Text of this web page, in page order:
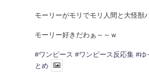
モーリーがモリでモリ人間と大怪獣
モーリー好きだわぁ～～ｗ
#ワンピース #ワンピース反応集 #ゆ
とめ